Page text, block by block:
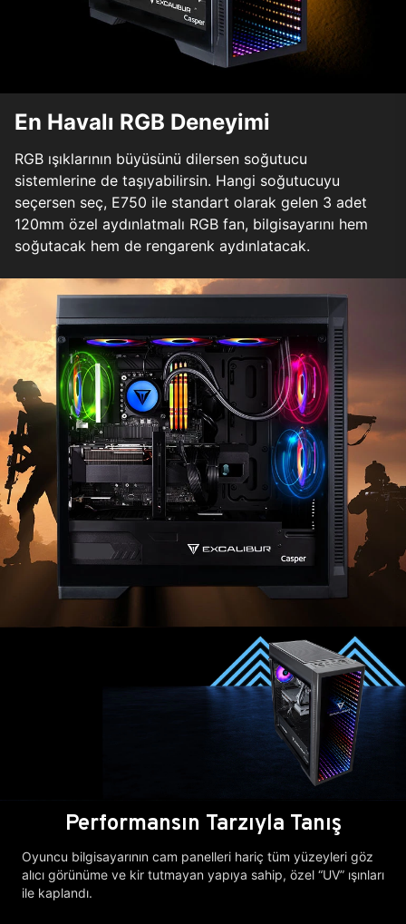
En Havalı RGB Deneyimi
RGB ışıklarının büyüsünü dilersen soğutucu
sistemlerine de taşıyabilirsin. Hangi soğutucuyu
seçersen seç, E750 ile standart olarak gelen 3 adet
120mm özel aydınlatmalı RGB fan, bilgisayarını hem
soğutacak hem de rengarenk aydınlatacak.
Performansın Tarzıyla Tanış
Oyuncu bilgisayarının cam panelleri hariç tüm yüzeyleri göz
alıcı görünüme ve kir tutmayan yapıya sahip, özel “UV” ışınları
ile kaplandı.